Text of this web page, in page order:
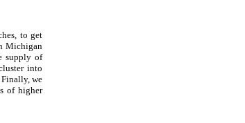
to get
Michigan
supply of
into
we
of higher